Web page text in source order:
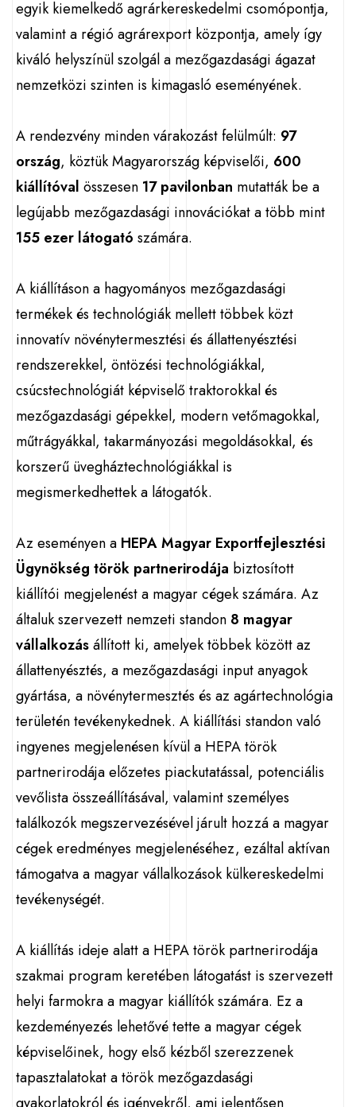
egyik kiemelkedő agrárkereskedelmi csomópontja,
valamint a régió agrárexport központja, amely így
kiváló helyszínül szolgál a mezőgazdasági ágazat
nemzetközi szinten is kimagasló eseményének.
A rendezvény minden várakozást felülmúlt: 97
ország, köztük Magyarország képviselői, 600
kiállítóval összesen 17 pavilonban mutatták be a
legújabb mezőgazdasági innovációkat a több mint
155 ezer látogató számára.
A kiállításon a hagyományos mezőgazdasági
termékek és technológiák mellett többek közt
innovatív növénytermesztési és állattenyésztési
rendszerekkel, öntözési technológiákkal,
csúcstechnológiát képviselő traktorokkal és
mezőgazdasági gépekkel, modern vetőmagokkal,
műtrágyákkal, takarmányozási megoldásokkal, és
korszerű üvegháztechnológiákkal is
megismerkedhettek a látogatók.
Az eseményen a HEPA Magyar Exportfejlesztési
Ügynökség török partnerirodája biztosított
kiállítói megjelenést a magyar cégek számára. Az
általuk szervezett nemzeti standon 8 magyar
vállalkozásállított ki, amelyek többek között az
állattenyésztés, a mezőgazdasági input anyagok
gyártása, a növénytermesztés és az agártechnológia
területén tevékenykednek. A kiállítási standon való
ingyenes megjelenésen kívül a HEPA török
partnerirodája előzetes piackutatással, potenciális
vevőlista összeállításával, valamint személyes
találkozók megszervezésével járult hozzá a magyar
cégek eredményes megjelenéséhez, ezáltal aktívan
támogatva a magyar vállalkozások külkereskedelmi
tevékenységét.
A kiállítás ideje alatt a HEPA török partnerirodája
szakmai program keretében látogatást is szervezett
helyi farmokra a magyar kiállítók számára. Ez a
kezdeményezés lehetővé tette a magyar cégek
képviselőinek, hogy első kézből szerezzenek
tapasztalatokat a török mezőgazdasági